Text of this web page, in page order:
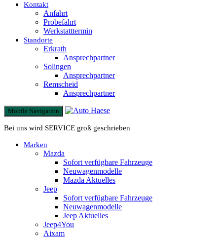
Kontakt
Anfahrt
Probefahrt
Werkstatttermin
Standorte
Erkrath
Ansprechpartner
Solingen
Ansprechpartner
Remscheid
Ansprechpartner
Mobile Navigation
Bei uns wird SERVICE groß geschrieben
Marken
Mazda
Sofort verfügbare Fahrzeuge
Neuwagenmodelle
Mazda Aktuelles
Jeep
Sofort verfügbare Fahrzeuge
Neuwagenmodelle
Jeep Aktuelles
Jeep4You
Aixam